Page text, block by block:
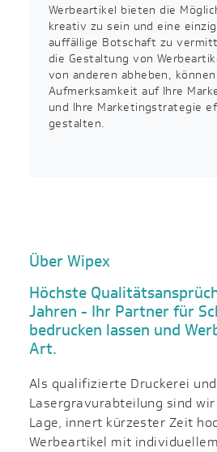
Werbeartikel bieten die
kreativ zu sein und eine
auffällige Botschaft zu
die Gestaltung von
von anderen abheben,
Aufmerksamkeit auf Ihre
und Ihre Marketingstrategie
gestalten.
Über Wipex
Höchste
Jahren - Ihr Partner für
bedrucken lassen und
Art.
Als qualifizierte Druckerei und
Lasergravurabteilung sind
Lage, innert kürzester Zeit
Werbeartikel mit